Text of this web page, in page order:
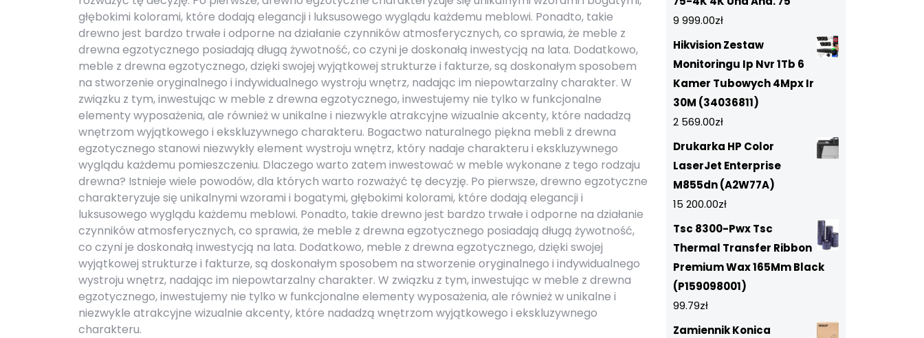
głębokimi kolorami, które dodają elegancji i luksusowego wyglądu każdemu meblowi. Ponadto, takie
drewno jest bardzo trwałe i odporne na działanie czynników atmosferycznych, co sprawia, że meble z
drewna egzotycznego posiadają długą żywotność, co czyni je doskonałą inwestycją na lata. Dodatkowo,
meble z drewna egzotycznego, dzięki swojej wyjątkowej strukturze i fakturze, są doskonałym sposobem
na stworzenie oryginalnego i indywidualnego wystroju wnętrz, nadając im niepowtarzalny charakter. W
związku z tym, inwestując w meble z drewna egzotycznego, inwestujemy nie tylko w funkcjonalne
elementy wyposażenia, ale również w unikalne i niezwykle atrakcyjne wizualnie akcenty, które nadadzą
wnętrzom wyjątkowego i ekskluzywnego charakteru. Bogactwo naturalnego piękna mebli z drewna
egzotycznego stanowi niezwykły element wystroju wnętrz, który nadaje charakteru i ekskluzywnego
wyglądu każdemu pomieszczeniu. Dlaczego warto zatem inwestować w meble wykonane z tego rodzaju
drewna? Istnieje wiele powodów, dla których warto rozważyć tę decyzję. Po pierwsze, drewno egzotyczne
charakteryzuje się unikalnymi wzorami i bogatymi, głębokimi kolorami, które dodają elegancji i
luksusowego wyglądu każdemu meblowi. Ponadto, takie drewno jest bardzo trwałe i odporne na działanie
czynników atmosferycznych, co sprawia, że meble z drewna egzotycznego posiadają długą żywotność,
co czyni je doskonałą inwestycją na lata. Dodatkowo, meble z drewna egzotycznego, dzięki swojej
wyjątkowej strukturze i fakturze, są doskonałym sposobem na stworzenie oryginalnego i indywidualnego
wystroju wnętrz, nadając im niepowtarzalny charakter. W związku z tym, inwestując w meble z drewna
egzotycznego, inwestujemy nie tylko w funkcjonalne elementy wyposażenia, ale również w unikalne i
niezwykle atrakcyjne wizualnie akcenty, które nadadzą wnętrzom wyjątkowego i ekskluzywnego
charakteru.
9 999.00zł
Hikvision Zestaw
Monitoringu Ip Nvr 1Tb 6
Kamer Tubowych 4Mpx Ir
30M (34036811)
2 569.00zł
Drukarka HP Color
LaserJet Enterprise
M855dn (A2W77A)
15 200.00zł
Tsc 8300-Pwx Tsc
Thermal Transfer Ribbon
Premium Wax 165Mm Black
(P159098001)
99.79zł
Zamiennik Konica